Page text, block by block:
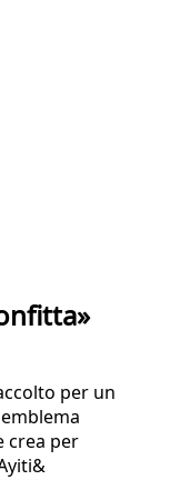
per un
crea per